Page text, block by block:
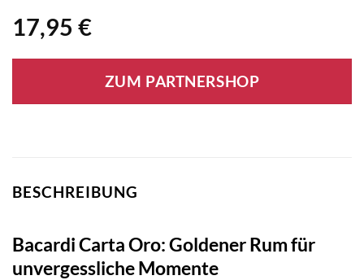
17,95 €
ZUM PARTNERSHOP
BESCHREIBUNG
Bacardi Carta Oro: Goldener Rum für
unvergessliche Momente